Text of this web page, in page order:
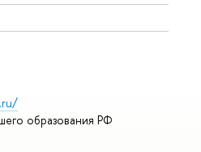
образования РФ